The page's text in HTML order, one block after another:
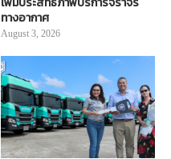
ทางอากาศ
August 3, 2026